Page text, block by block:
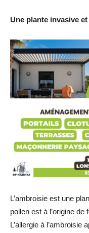
Une plante invasive
L’ambroisie est une
pollen est à l’origine
L’allergie à l’ambroisie